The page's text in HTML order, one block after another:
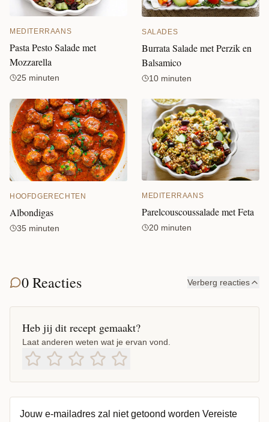
MEDITERRAANS
Pasta Pesto Salade met
Mozzarella
25 minuten
SALADES
Burrata Salade met Perzik en
Balsamico
10 minuten
HOOFDGERECHTEN
Albondigas
35 minuten
MEDITERRAANS
Parelcouscoussalade met Feta
20 minuten
0 Reacties Verberg reacties
Heb jij dit recept gemaakt?
Laat anderen weten wat je ervan vond.
Jouw e-mailadres zal niet getoond worden Vereiste